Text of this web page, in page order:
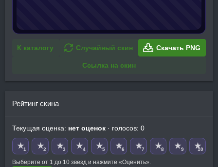
К каталогу Случайный скин Скачать PNG
Ссылка на скин
Рейтинг скина
Текущая оценка: нет оценок · голосов: 0
★1 ★2 ★3 ★4 ★5 ★6 ★7 ★8 ★9 ★10
Выберите от 1 до 10 звезд и нажмите «Оценить».